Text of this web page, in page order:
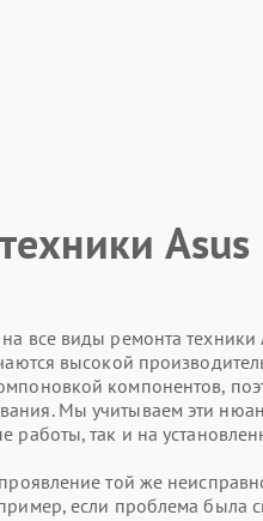
Asus
все виды ремонта техники
высокой
компонентов,
Мы учитываем эти
работы, так и на
той же
если проблема была